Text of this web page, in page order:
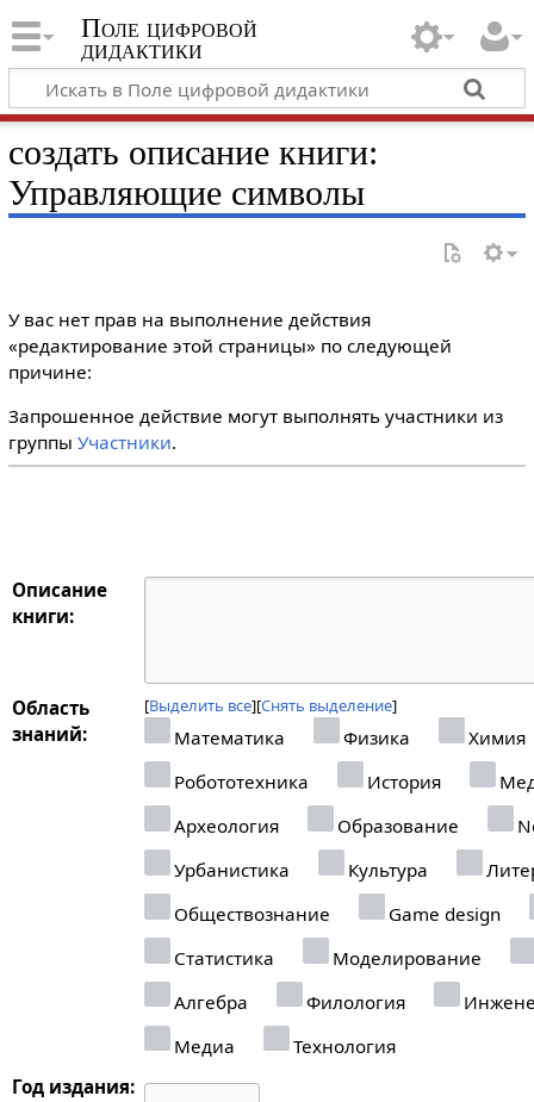
Поле цифровой
дидактики
создать описание книги:
Управляющие символы
У вас нет прав на выполнение действия
«редактирование этой страницы» по следующей
причине:
Запрошенное действие могут выполнять участники из
группы Участники.
Описание
книги:
Область
знаний:
Выделить все Снять выделение
Математика Физика
Химия
Робототехника
История
Археология
Образование
Урбанистика
Культура
Обществознание
Game design
Статистика
Моделирование
Алгебра
Филология
Медиа
Технология
Год издания: